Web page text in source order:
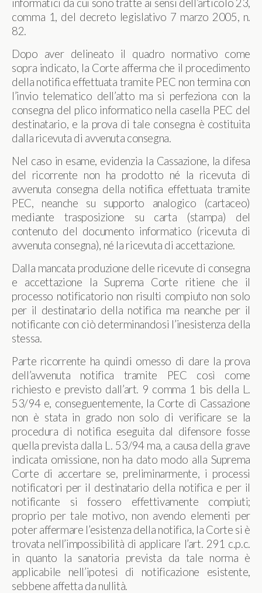
informatici da cui sono tratte ai sensi dell’articolo 23,
comma 1, del decreto legislativo 7 marzo 2005, n.
82.
Dopo aver delineato il quadro normativo come
sopra indicato, la Corte afferma che il procedimento
della notifica effettuata tramite PEC non termina con
l’invio telematico dell’atto ma si perfeziona con la
consegna del plico informatico nella casella PEC del
destinatario, e la prova di tale consegna è costituita
dalla ricevuta di avvenuta consegna.
Nel caso in esame, evidenzia la Cassazione, la difesa
del ricorrente non ha prodotto né la ricevuta di
avvenuta consegna della notifica effettuata tramite
PEC, neanche su supporto analogico (cartaceo)
mediante trasposizione su carta (stampa) del
contenuto del documento informatico (ricevuta di
avvenuta consegna), né la ricevuta di accettazione.
Dalla mancata produzione delle ricevute di consegna
e accettazione la Suprema Corte ritiene che il
processo notificatorio non risulti compiuto non solo
per il destinatario della notifica ma neanche per il
notificante con ciò determinandosi l’inesistenza della
stessa.
Parte ricorrente ha quindi omesso di dare la prova
dell’avvenuta notifica tramite PEC così come
richiesto e previsto dall’art. 9 comma 1 bis della L.
53/94 e, conseguentemente, la Corte di Cassazione
non è stata in grado non solo di verificare se la
procedura di notifica eseguita dal difensore fosse
quella prevista dalla L. 53/94 ma, a causa della grave
indicata omissione, non ha dato modo alla Suprema
Corte di accertare se, preliminarmente, i processi
notificatori per il destinatario della notifica e per il
notificante si fossero effettivamente compiuti;
proprio per tale motivo, non avendo elementi per
poter affermare l’esistenza della notifica, la Corte si è
trovata nell’impossibilità di applicare l’art. 291 c.p.c.
in quanto la sanatoria prevista da tale norma è
applicabile nell’ipotesi di notificazione esistente,
sebbene affetta da nullità.